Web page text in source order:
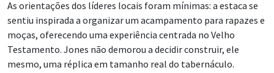
As orientações dos líderes locais foram mínimas: a estaca se
sentiu inspirada a organizar um acampamento para rapazes e
moças, oferecendo uma experiência centrada no Velho
Testamento. Jones não demorou a decidir construir, ele
mesmo, uma réplica em tamanho real do tabernáculo.